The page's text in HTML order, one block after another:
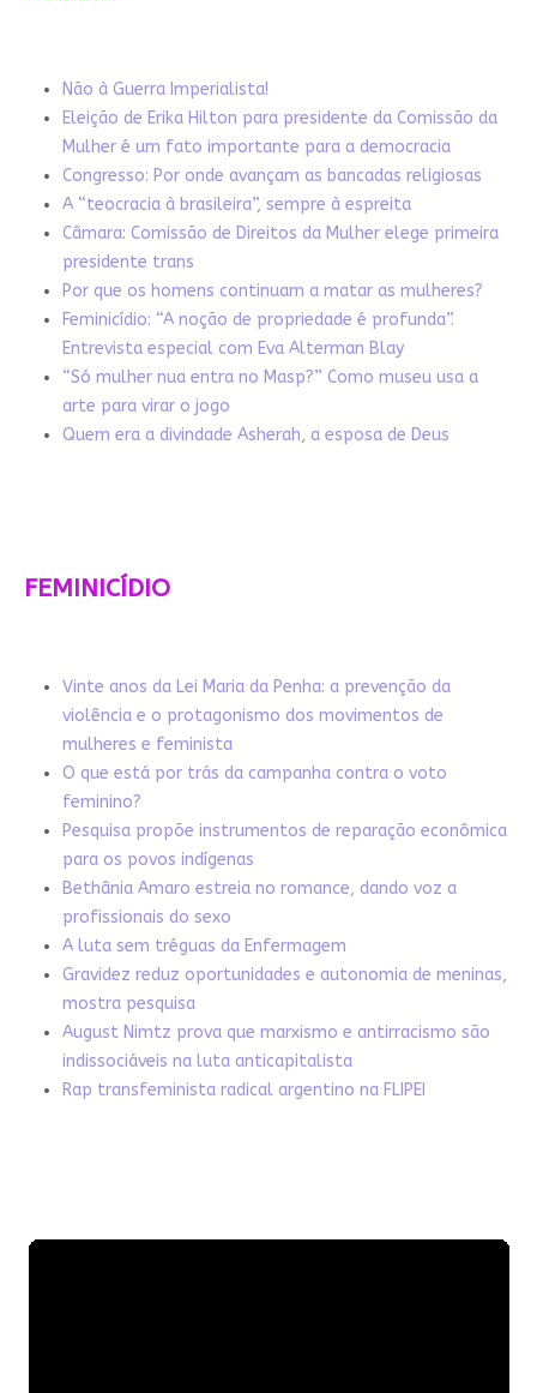
Não à Guerra Imperialista!
Eleição de Erika Hilton para presidente da Comissão da
Mulher é um fato importante para a democracia
Congresso: Por onde avançam as bancadas religiosas
A “teocracia à brasileira”, sempre à espreita
Câmara: Comissão de Direitos da Mulher elege primeira
presidente trans
Por que os homens continuam a matar as mulheres?
Feminicídio: “A noção de propriedade é profunda”.
Entrevista especial com Eva Alterman Blay
“Só mulher nua entra no Masp?” Como museu usa a
arte para virar o jogo
Quem era a divindade Asherah, a esposa de Deus
FEMINICÍDIO
Vinte anos da Lei Maria da Penha: a prevenção da
violência e o protagonismo dos movimentos de
mulheres e feminista
O que está por trás da campanha contra o voto
feminino?
Pesquisa propõe instrumentos de reparação econômica
para os povos indígenas
Bethânia Amaro estreia no romance, dando voz a
profissionais do sexo
A luta sem tréguas da Enfermagem
Gravidez reduz oportunidades e autonomia de meninas,
mostra pesquisa
August Nimtz prova que marxismo e antirracismo são
indissociáveis na luta anticapitalista
Rap transfeminista radical argentino na FLIPEI